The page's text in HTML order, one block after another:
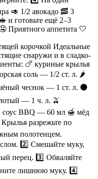
🥑 1/2 авокадо 🥓 3
и готовьте ещё 2–3
Приятного аппетита 🤍
корочкой Идеальные
снаружи и в сладко-
🍗 куриные крылья
соль — 1/2 ст. л. 🌶
чеснок — 1 ст. л. ⚫
— 1 ч. л. 🫒
соус BBQ — 60 мл 🍯 мёд
разрежьте по
полотенцем.
2️⃣ Смешайте муку,
перец. 3️⃣ Обваляйте
лишнюю муку. 4️⃣